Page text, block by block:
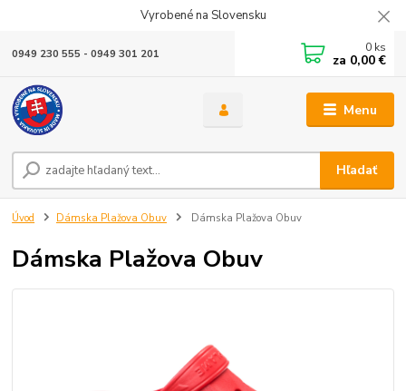
Vyrobené na Slovensku
Menu
Hľadať
0949 230 555 - 0949 301 201 0 ks
za 0,00 €
Úvod Dámska Plažova Obuv Dámska Plažova Obuv
Dámska Plažova Obuv